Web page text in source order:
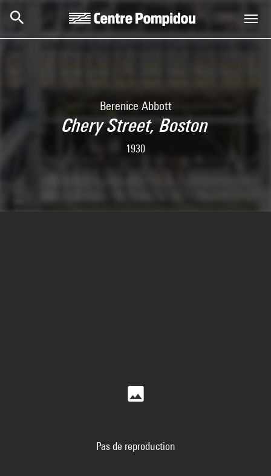
Berenice Abbott
Chery Street, Boston
1930
Pas de reproduction